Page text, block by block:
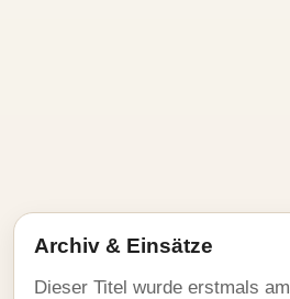
Archiv & Einsätze
Dieser Titel wurde erstmals am